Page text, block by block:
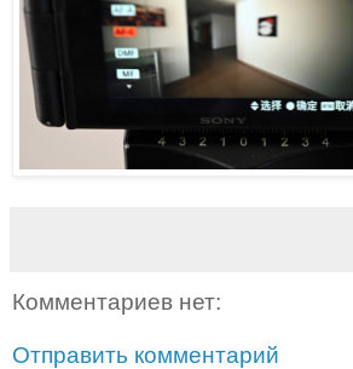
Комментариев нет:
Отправить комментарий